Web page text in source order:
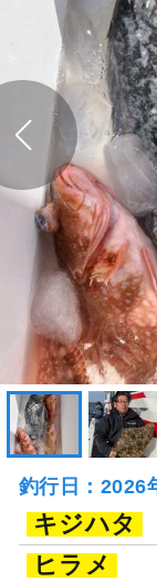
釣行日：2026
キジハタ
ヒラメ